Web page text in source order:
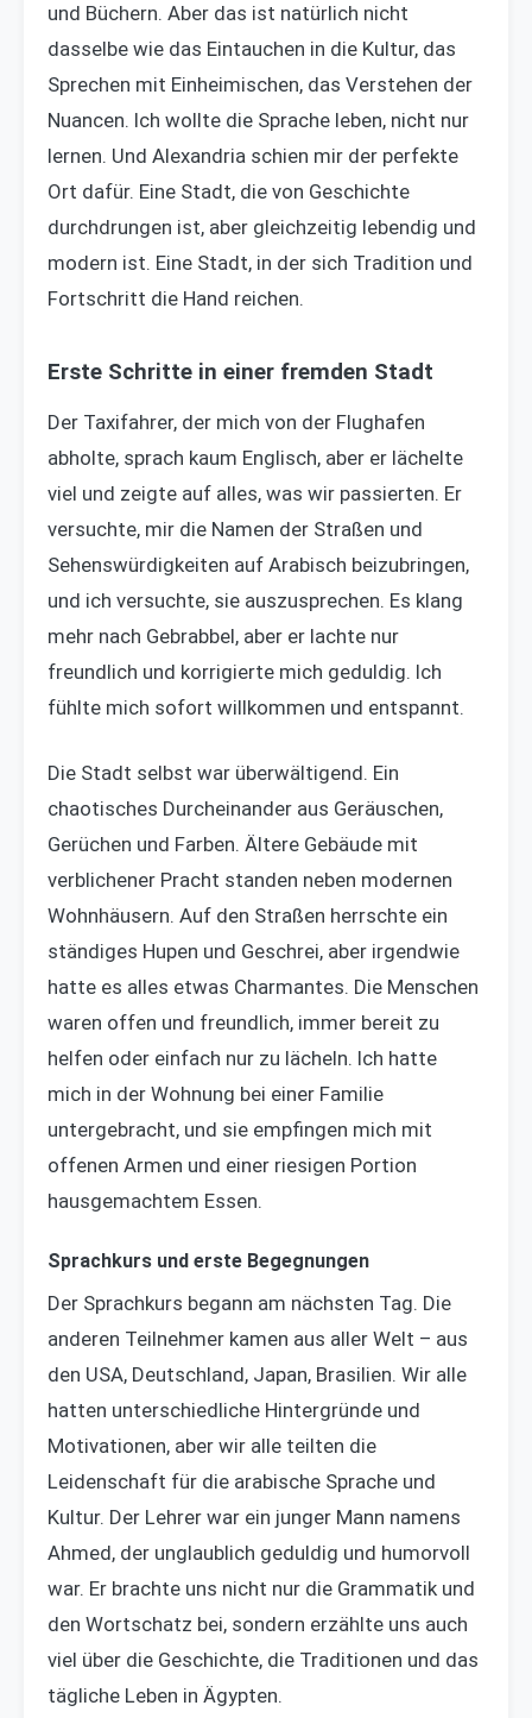
und Büchern. Aber das ist natürlich nicht
dasselbe wie das Eintauchen in die Kultur, das
Sprechen mit Einheimischen, das Verstehen der
Nuancen. Ich wollte die Sprache leben, nicht nur
lernen. Und Alexandria schien mir der perfekte
Ort dafür. Eine Stadt, die von Geschichte
durchdrungen ist, aber gleichzeitig lebendig und
modern ist. Eine Stadt, in der sich Tradition und
Fortschritt die Hand reichen.
Erste Schritte in einer fremden Stadt
Der Taxifahrer, der mich von der Flughafen
abholte, sprach kaum Englisch, aber er lächelte
viel und zeigte auf alles, was wir passierten. Er
versuchte, mir die Namen der Straßen und
Sehenswürdigkeiten auf Arabisch beizubringen,
und ich versuchte, sie auszusprechen. Es klang
mehr nach Gebrabbel, aber er lachte nur
freundlich und korrigierte mich geduldig. Ich
fühlte mich sofort willkommen und entspannt.
Die Stadt selbst war überwältigend. Ein
chaotisches Durcheinander aus Geräuschen,
Gerüchen und Farben. Ältere Gebäude mit
verblichener Pracht standen neben modernen
Wohnhäusern. Auf den Straßen herrschte ein
ständiges Hupen und Geschrei, aber irgendwie
hatte es alles etwas Charmantes. Die Menschen
waren offen und freundlich, immer bereit zu
helfen oder einfach nur zu lächeln. Ich hatte
mich in der Wohnung bei einer Familie
untergebracht, und sie empfingen mich mit
offenen Armen und einer riesigen Portion
hausgemachtem Essen.
Sprachkurs und erste Begegnungen
Der Sprachkurs begann am nächsten Tag. Die
anderen Teilnehmer kamen aus aller Welt – aus
den USA, Deutschland, Japan, Brasilien. Wir alle
hatten unterschiedliche Hintergründe und
Motivationen, aber wir alle teilten die
Leidenschaft für die arabische Sprache und
Kultur. Der Lehrer war ein junger Mann namens
Ahmed, der unglaublich geduldig und humorvoll
war. Er brachte uns nicht nur die Grammatik und
den Wortschatz bei, sondern erzählte uns auch
viel über die Geschichte, die Traditionen und das
tägliche Leben in Ägypten.